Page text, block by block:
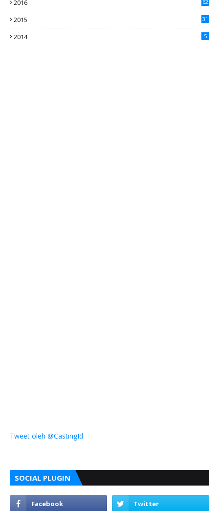
2016
62
2015
31
2014 5
Tweet oleh @CastingId
SOCIAL PLUGIN